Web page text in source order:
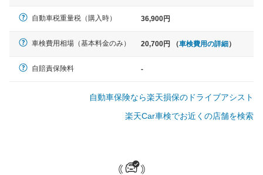
クラウン、アルファード、フォレ
一般的な荷物のサイズの目安
自動車税重量税（購入時） 36,900円
車検費用相場（基本料金のみ） 20,700円 （車検費用の詳細）
自賠責保険料 -
自動車保険なら楽天損保のドライブアシスト
楽天Car車検でお近くの店舗を検索